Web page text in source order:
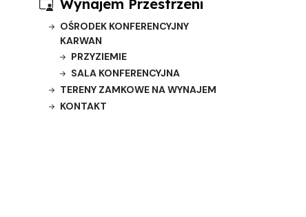
Wynajem Przestrzeni
OŚRODEK KONFERENCYJNY
KARWAN
PRZYZIEMIE
SALA KONFERENCYJNA
TERENY ZAMKOWE NA WYNAJEM
KONTAKT